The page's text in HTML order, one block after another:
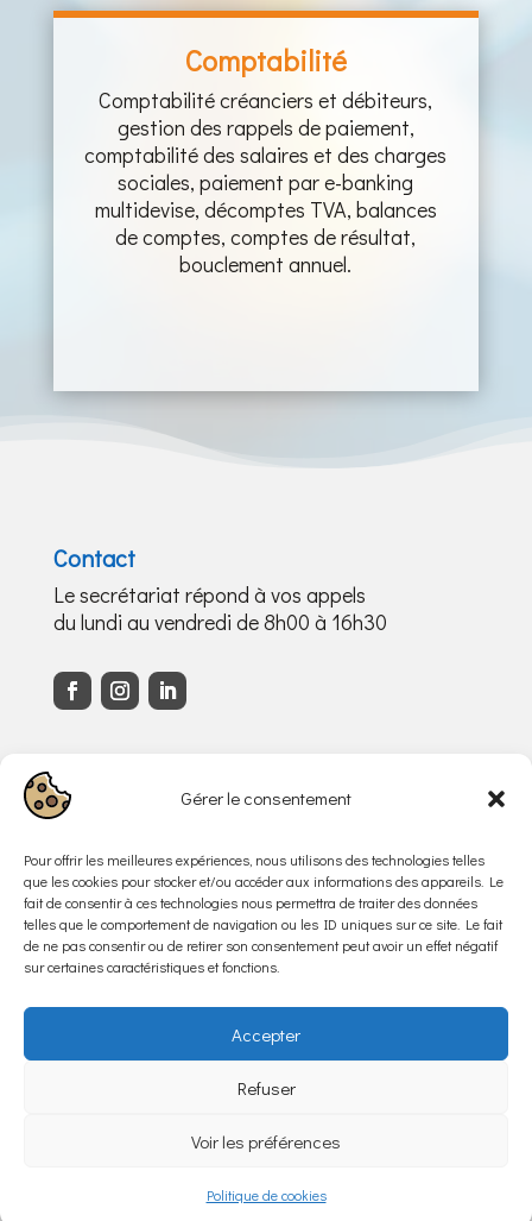
Gérer le consentement
Pour offrir les meilleures expériences, nous utilisons des technologies telles
que les cookies pour stocker et/ou accéder aux informations des appareils. Le
fait de consentir à ces technologies nous permettra de traiter des données
telles que le comportement de navigation ou les ID uniques sur ce site. Le fait
de ne pas consentir ou de retirer son consentement peut avoir un effet négatif
sur certaines caractéristiques et fonctions.
Accepter
Refuser
Voir les préférences
Politique de cookies
Comptabilité
Comptabilité créanciers et débiteurs,
gestion des rappels de paiement,
comptabilité des salaires et des charges
sociales, paiement par e-banking
multidevise, décomptes TVA, balances
de comptes, comptes de résultat,
bouclement annuel.
Contact
Le secrétariat répond à vos appels
du lundi au vendredi de 8h00 à 16h30
Avenue des Sports 28
info@synergic.ch
+41 (0)24 423 44 00
Horaires
Lundi – Vendredi :
Politique de confidentialité
Site créé parNash design